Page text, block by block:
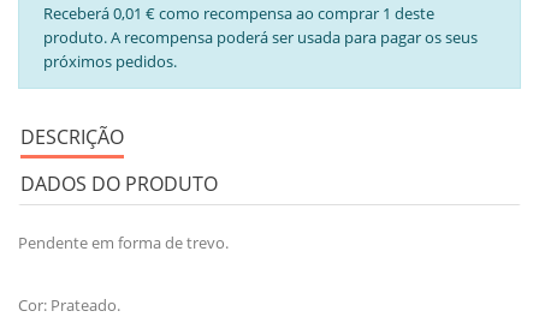
Receberá 0,01 € como recompensa ao comprar 1 deste
produto. A recompensa poderá ser usada para pagar os seus
próximos pedidos.
DESCRIÇÃO
DADOS DO PRODUTO
Pendente em forma de trevo.
Cor: Prateado.